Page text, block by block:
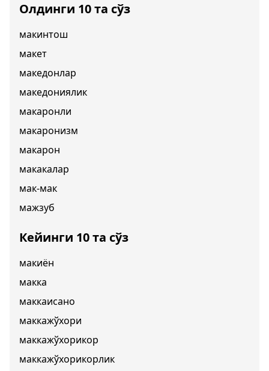
Олдинги 10 та сўз
макинтош
макет
македонлар
македониялик
макаронли
макаронизм
макарон
макакалар
мак-мак
мажзуб
Кейинги 10 та сўз
макиён
макка
маккаисано
маккажўхори
маккажўхорикор
маккажўхорикорлик